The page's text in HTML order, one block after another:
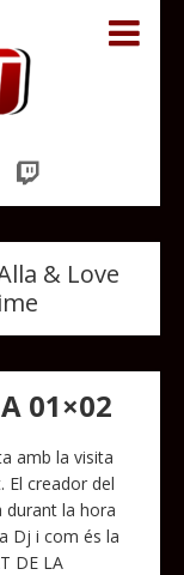
& Love
01×02
amb la visita
El creador del
durant la hora
Dj i com és la
DE LA